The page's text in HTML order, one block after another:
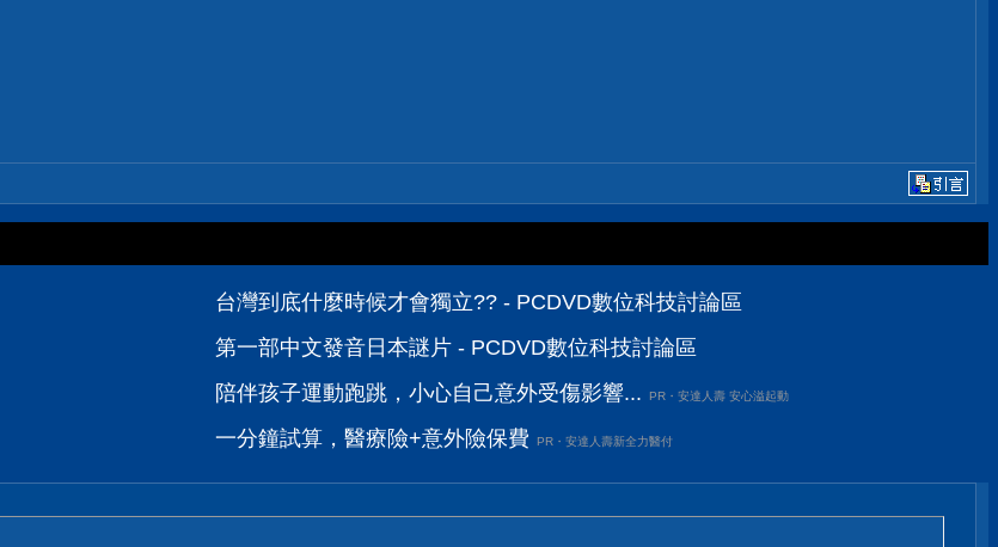
台灣到底什麼時候才會獨立?? - PCDVD數位科技討論區
第一部中文發音日本謎片 - PCDVD數位科技討論區
陪伴孩子運動跑跳，小心自己意外受傷影響...
PR・安達人壽 安心溢起動
一分鐘試算，醫療險+意外險保費 PR・安達人壽新全力醫付